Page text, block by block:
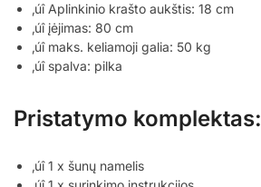
‚úî Aplinkinio krašto aukštis: 18 cm
‚úî įėjimas: 80 cm
‚úî maks. keliamoji galia: 50 kg
‚úî spalva: pilka
Pristatymo komplektas:
‚úî 1 x šunų namelis